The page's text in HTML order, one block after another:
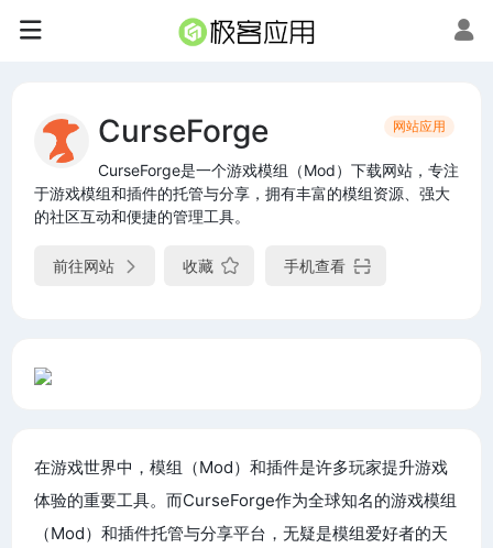
网站应用
CurseForge
CurseForge是一个游戏模组（Mod）下载网站，专注
于游戏模组和插件的托管与分享，拥有丰富的模组资源、强大
的社区互动和便捷的管理工具。
前往网站 收藏 手机查看
在游戏世界中，模组（Mod）和插件是许多玩家提升游戏
体验的重要工具。而CurseForge作为全球知名的游戏模组
（Mod）和插件托管与分享平台，无疑是模组爱好者的天